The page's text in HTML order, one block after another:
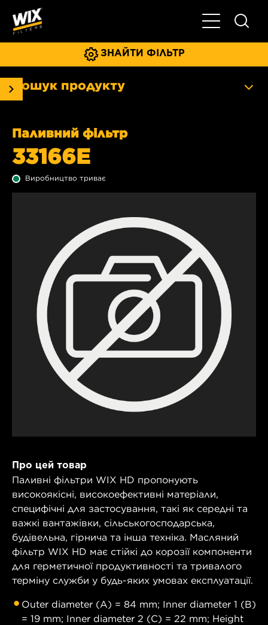
Увімкнути/
ЗНАЙТИ ФІЛЬТР
Пошук продукту
Паливний фільтр
33166E
Виробництво триває
Про цей товар
Паливні фільтри WIX HD пропонують
високоякісні, високоефективні матеріали,
специфічні для застосування, такі як середні та
важкі вантажівки, сільськогосподарська,
будівельна, гірнича та інша техніка. Масляний
фільтр WIX HD має стійкі до корозії компоненти
для герметичної продуктивності та тривалого
терміну служби у будь-яких умовах експлуатації.
Outer diameter (A) = 84 mm; Inner diameter 1 (B)
= 19 mm; Inner diameter 2 (C) = 22 mm; Height